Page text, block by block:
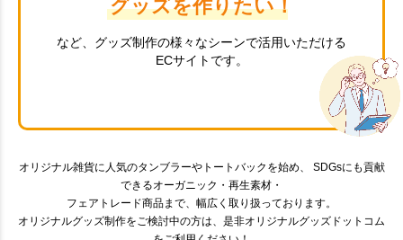
グッズを作りたい！
など、グッズ制作の様々なシーンで活用いただける
ECサイトです。
オリジナル雑貨に人気のタンブラーやトートバックを始め、 SDGsにも貢献
できるオーガニック・再生素材・
フェアトレード商品まで、幅広く取り扱っております。
オリジナルグッズ制作をご検討中の方は、是非オリジナルグッズドットコム